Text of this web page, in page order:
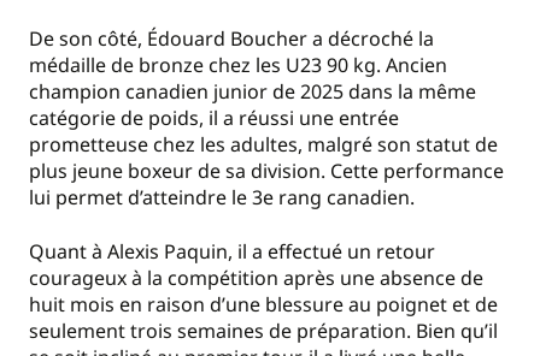
De son côté, Édouard Boucher a décroché la
médaille de bronze chez les U23 90 kg. Ancien
champion canadien junior de 2025 dans la même
catégorie de poids, il a réussi une entrée
prometteuse chez les adultes, malgré son statut de
plus jeune boxeur de sa division. Cette performance
lui permet d’atteindre le 3e rang canadien.
Quant à Alexis Paquin, il a effectué un retour
courageux à la compétition après une absence de
huit mois en raison d’une blessure au poignet et de
seulement trois semaines de préparation. Bien qu’il